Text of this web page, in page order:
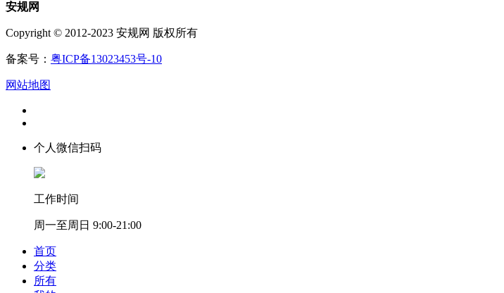
安规网
Copyright © 2012-2023 安规网 版权所有
备案号： 粤ICP备13023453号-10
网站地图
个人微信扫码
工作时间
周一至周日 9:00-21:00
首页
分类
所有